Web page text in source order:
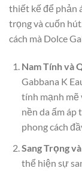
thiết kế để phản
trọng và cuốn
cách mà Dolce
Nam Tính và
Gabbana K
tính mạnh mẽ
nền da ấm áp
phong cách
Sang Trọng
thể hiện sự